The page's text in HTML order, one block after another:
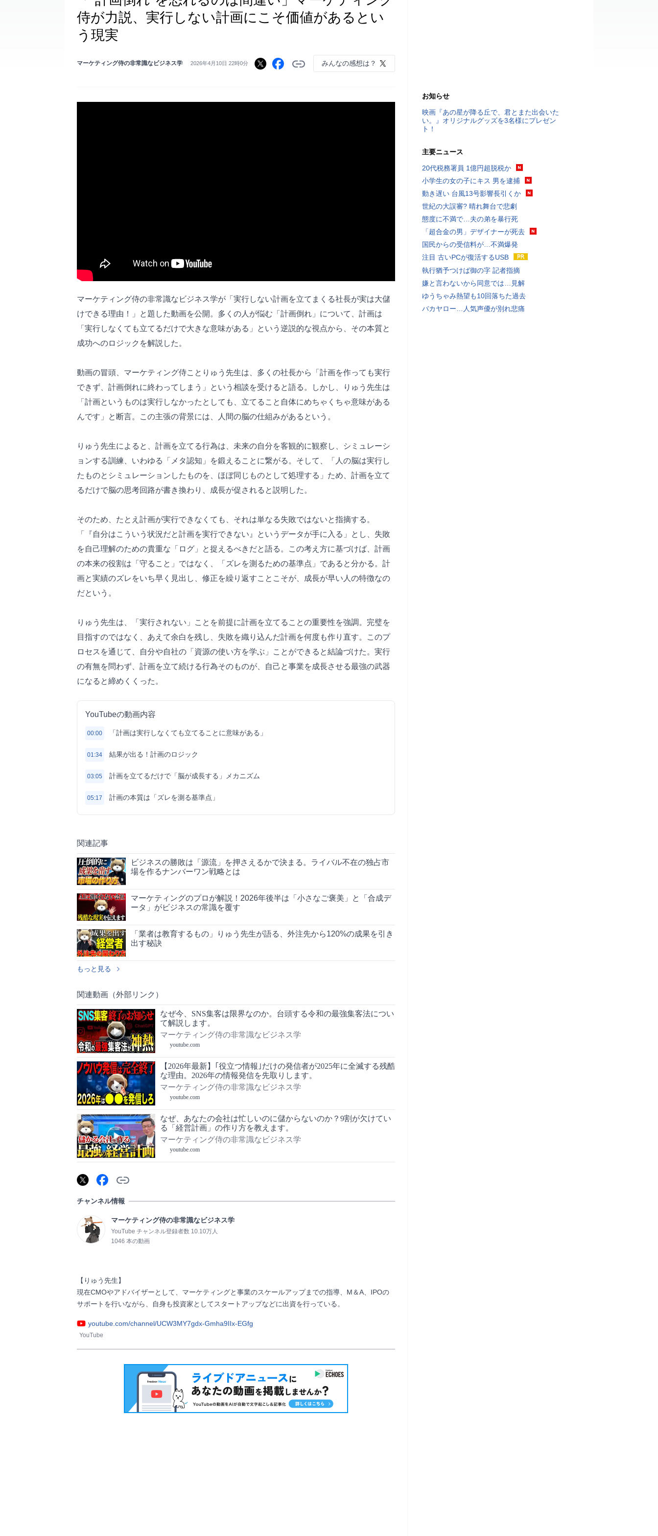
侍が力説、実行しない計画にこそ価値があるとい
う現実
マーケティング侍の非常識なビジネス学 2026年4月10日 22時0分 みんなの感想は？
マーケティング侍の非常識なビジネス学が「実行しない計画を立てまくる社長が実は大儲
けできる理由！」と題した動画を公開。多くの人が悩む「計画倒れ」について、計画は
「実行しなくても立てるだけで大きな意味がある」という逆説的な視点から、その本質と
成功へのロジックを解説した。
動画の冒頭、マーケティング侍ことりゅう先生は、多くの社長から「計画を作っても実行
できず、計画倒れに終わってしまう」という相談を受けると語る。しかし、りゅう先生は
「計画というものは実行しなかったとしても、立てること自体にめちゃくちゃ意味がある
んです」と断言。この主張の背景には、人間の脳の仕組みがあるという。
りゅう先生によると、計画を立てる行為は、未来の自分を客観的に観察し、シミュレーシ
ョンする訓練、いわゆる「メタ認知」を鍛えることに繋がる。そして、「人の脳は実行し
たものとシミュレーションしたものを、ほぼ同じものとして処理する」ため、計画を立て
るだけで脳の思考回路が書き換わり、成長が促されると説明した。
そのため、たとえ計画が実行できなくても、それは単なる失敗ではないと指摘する。
「『自分はこういう状況だと計画を実行できない』というデータが手に入る」とし、失敗
を自己理解のための貴重な「ログ」と捉えるべきだと語る。この考え方に基づけば、計画
の本来の役割は「守ること」ではなく、「ズレを測るための基準点」であると分かる。計
画と実績のズレをいち早く見出し、修正を繰り返すことこそが、成長が早い人の特徴なの
だという。
りゅう先生は、「実行されない」ことを前提に計画を立てることの重要性を強調。完璧を
目指すのではなく、あえて余白を残し、失敗を織り込んだ計画を何度も作り直す。このプ
ロセスを通じて、自分や自社の「資源の使い方を学ぶ」ことができると結論づけた。実行
の有無を問わず、計画を立て続ける行為そのものが、自己と事業を成長させる最強の武器
になると締めくくった。
YouTubeの動画内容
00:00 「計画は実行しなくても立てることに意味がある」
01:34 結果が出る！計画のロジック
03:05 計画を立てるだけで「脳が成長する」メカニズム
05:17 計画の本質は「ズレを測る基準点」
関連記事
ビジネスの勝敗は「源流」を押さえるかで決まる。ライバル不在の独占市
場を作るナンバーワン戦略とは
マーケティングのプロが解説！2026年後半は「小さなご褒美」と「合成デ
ータ」がビジネスの常識を覆す
「業者は教育するもの」りゅう先生が語る、外注先から120%の成果を引き
出す秘訣
もっと見る
関連動画（外部リンク）
なぜ今、SNS集客は限界なのか。台頭する令和の最強集客法につい
て解説します。
マーケティング侍の非常識なビジネス学
youtube.com
【2026年最新】｢役立つ情報｣だけの発信者が2025年に全滅する残酷
な理由。2026年の情報発信を先取りします。
マーケティング侍の非常識なビジネス学
youtube.com
なぜ、あなたの会社は忙しいのに儲からないのか？9割が欠けてい
る「経営計画」の作り方を教えます。
マーケティング侍の非常識なビジネス学
youtube.com
チャンネル情報
マーケティング侍の非常識なビジネス学
YouTube チャンネル登録者数 10.10万人
1046 本の動画
【りゅう先生】
現在CMOやアドバイザーとして、マーケティングと事業のスケールアップまでの指導、M＆A、IPOの
サポートを行いながら、自身も投資家としてスタートアップなどに出資を行っている。
youtube.com/channel/UCW3MY7gdx-Gmha9IIx-EGfg
YouTube
お知らせ
映画『あの星が降る丘で、君とまた出会いた
い。』オリジナルグッズを3名様にプレゼン
ト！
主要ニュース
20代税務署員 1億円超脱税か
小学生の女の子にキス 男を逮捕
動き遅い 台風13号影響長引くか
世紀の大誤審? 晴れ舞台で悲劇
態度に不満で…夫の弟を暴行死
「超合金の男」デザイナーが死去
国民からの受信料が…不満爆発
注目 古いPCが復活するUSB
執行猶予つけば御の字 記者指摘
嫌と言わないから同意では…見解
ゆうちゃみ熱望も10回落ちた過去
バカヤロー…人気声優が別れ悲痛